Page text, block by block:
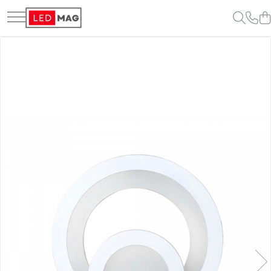
Toate Produsele
Accesorii iluminat
Lampadare și Veioze LED